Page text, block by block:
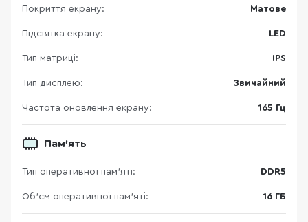
Покриття екрану: Матове
Підсвітка екрану: LED
Тип матриці: IPS
Тип дисплею: Звичайний
Частота оновлення екрану: 165 Гц
Пам’ять
Тип оперативної пам’яті: DDR5
Об’єм оперативної пам’яті: 16 ГБ